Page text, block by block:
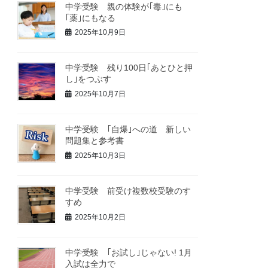
中学受験 親の体験が｢毒｣にも
｢薬｣にもなる
2025年10月9日
中学受験 残り100日｢あとひと押
し｣をつぶす
2025年10月7日
中学受験 ｢自爆｣への道 新しい
問題集と参考書
2025年10月3日
中学受験 前受け複数校受験のす
すめ
2025年10月2日
中学受験 ｢お試し｣じゃない! 1月
入試は全力で